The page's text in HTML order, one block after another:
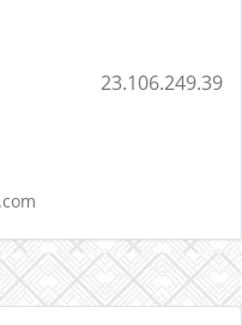
23.106.249.39